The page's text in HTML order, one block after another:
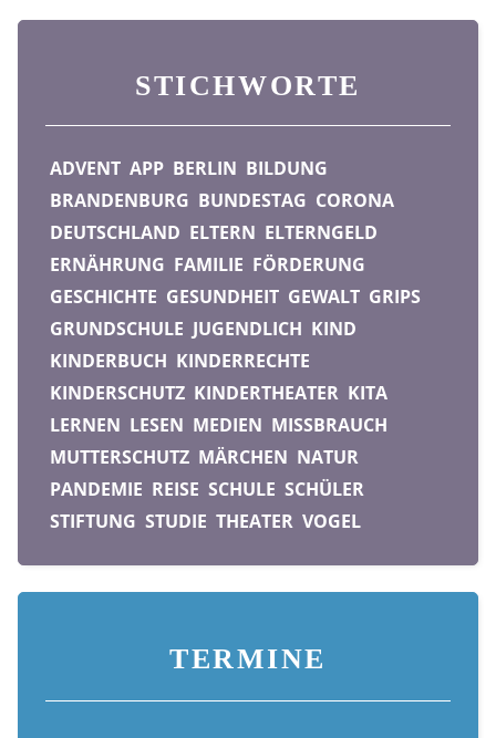
STICHWORTE
ADVENT APP BERLIN BILDUNG
BRANDENBURG BUNDESTAG CORONA
DEUTSCHLAND ELTERN ELTERNGELD
ERNÄHRUNG FAMILIE FÖRDERUNG
GESCHICHTE GESUNDHEIT GEWALT GRIPS
GRUNDSCHULE JUGENDLICH KIND
KINDERBUCH KINDERRECHTE
KINDERSCHUTZ KINDERTHEATER KITA
LERNEN LESEN MEDIEN MISSBRAUCH
MUTTERSCHUTZ MÄRCHEN NATUR
PANDEMIE REISE SCHULE SCHÜLER
STIFTUNG STUDIE THEATER VOGEL
TERMINE